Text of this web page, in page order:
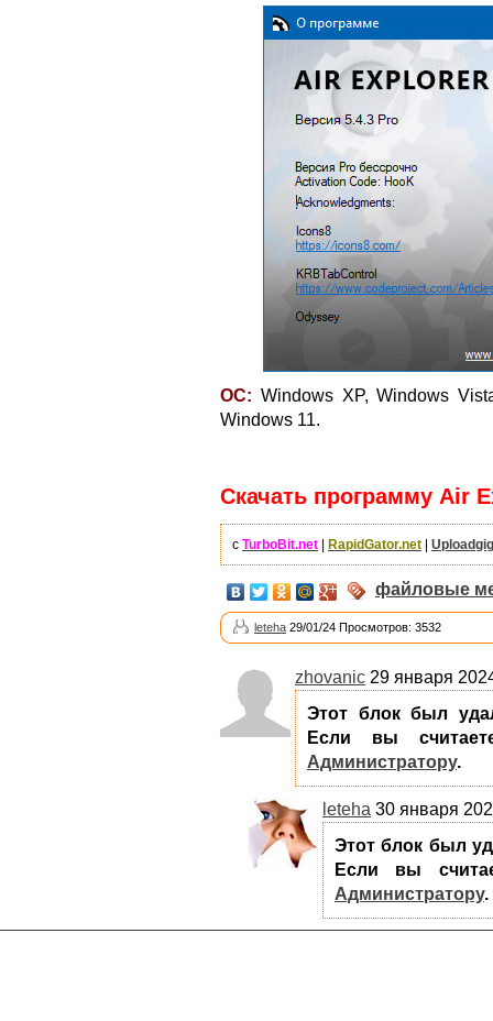
ОС: Windows XP, Windows
Windows 11.
Скачать программу Air
с TurboBit.net RapidGator.net
файловые
leteha 29/01/24 Просмотров: 3532
zhovanic 29 января
Этот блок был
Если вы
Администратору.
leteha 30 января
Этот блок был
Если вы
Администратору.